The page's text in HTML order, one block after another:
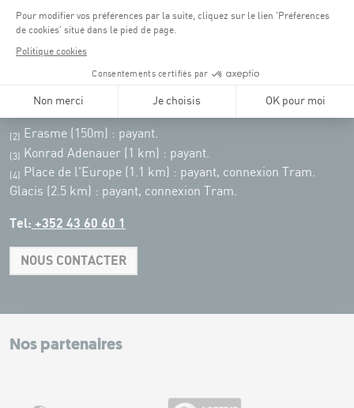
(1)Parking Coque: payant -3 heures offertes pour les
clients Coque(hors manifestations)
Pendant les jours d'événements à la Coque, les places de parkings sont
possible.
(2) Erasme (150m) : payant.
(3) Konrad Adenauer (1 km) : payant.
(4)
Place de l'Europe (1.1 km) : payant, connexion Tram.
Glacis (2.5 km) : payant, connexion Tram.
Tel: +352 43 60 60 1
NOUS CONTACTER
+
−
Leaflet|Map tiles by Carto, under CC BY 3.0. Data by OpenStreetMap, under
Nos partenaires